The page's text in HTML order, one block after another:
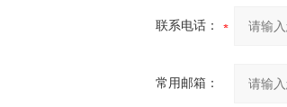
联系电话：
常用邮箱：